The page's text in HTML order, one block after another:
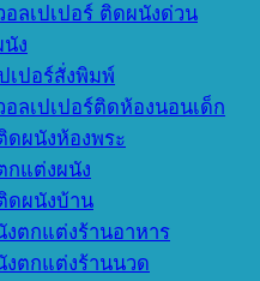
ลเปเปอร์ ติดผนังด่วน
ง
เปอร์สั่งพิมพ์
ลเปเปอร์ติดห้องนอนเด็ก
ดผนังห้องพระ
กแต่งผนัง
ดผนังบ้าน
ตกแต่งร้านอาหาร
งตกแต่งร้านนวด